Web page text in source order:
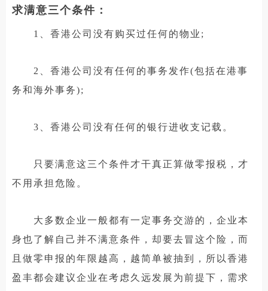
求满意三个条件：
1、香港公司没有购买过任何的物业;
2、香港公司没有任何的事务发作(包括在港事
务和海外事务);
3、香港公司没有任何的银行进收支记载。
只要满意这三个条件才干真正算做零报税，才
不用承担危险。
大多数企业一般都有一定事务交游的，企业本
身也了解自己并不满意条件，却要去冒这个险，而
且做零申报的年限越高，越简单被抽到，所以香港
盈丰都会建议企业在考虑久远发展为前提下，需求